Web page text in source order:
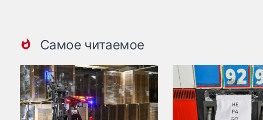
Самое читаемое